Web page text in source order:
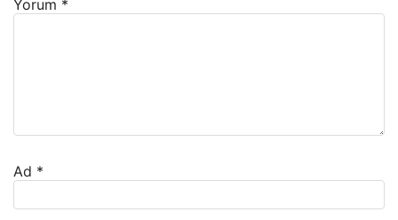
Yorum *
Ad *